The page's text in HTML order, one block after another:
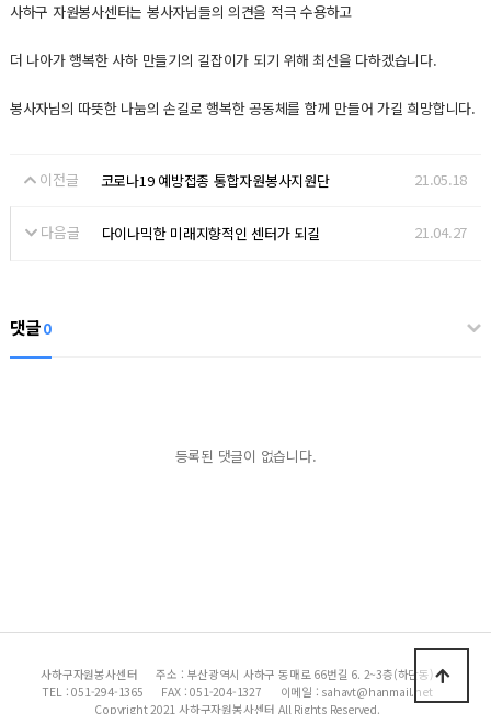
사하구 자원봉사센터는 봉사자님들의 의견을 적극 수용하고
더 나아가 행복한 사하 만들기의 길잡이가 되기 위해 최선을 다하겠습니다.
봉사자님의 따뜻한 나눔의 손길로 행복한 공동체를 함께 만들어 가길 희망합니다.
이전글 코로나19 예방접종 통합자원봉사지원단 21.05.18
다음글 다이나믹한 미래지향적인 센터가 되길 21.04.27
댓글0
등록된 댓글이 없습니다.
사하구자원봉사센터
주소 : 부산광역시 사하구 동매로 66번길 6. 2~3층(하단동)
TEL : 051-294-1365
FAX : 051-204-1327
이메일 : sahavt@hanmail.net
Copyright 2021 사하구자원봉사센터 All Rights Reserved.